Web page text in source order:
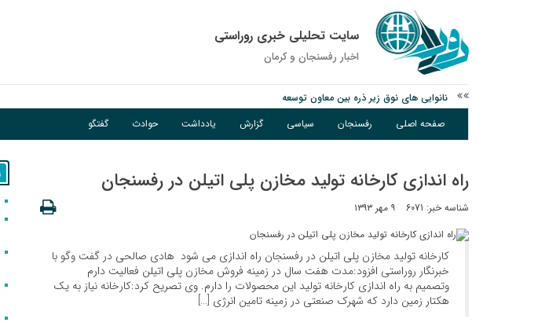
سایت تحلیلی خبری روراستی
اخبار رفسنجان و كرمان
نانوایی های نوق زیر ذره بین معاون توسعه
وزارت اطلاعات: ۲۱ مزدور موساد و ۴ شرور مسلح در کرمان بازداشت شدند
توقیف خودروی حامل چوب جنگلی تاغ در رفسنجان
صفحه اصلی رفسنجان سیاسی گزارش یادداشت حوادث گفتگو
راه اندازی کارخانه تولید مخازن پلی اتیلن در رفسنجان
شناسه خبر: 6071 ۹ مهر ۱۳۹۳
کارخانه تولید مخازن پلی اتیلن در رفسنجان راه اندازی می شود هادی صالحی در گفت وگو با
خبرنگار روراستی افزود:مدت هفت سال در زمینه فروش مخازن پلی اتیلن فعالیت دارم
وتصمیم به راه اندازی کارخانه تولید این محصولات را دارم. وی تصریح کرد:کارخانه نیاز به یک
هکتار زمین دارد که شهرک صنعتی در زمینه تامین انرژی […]